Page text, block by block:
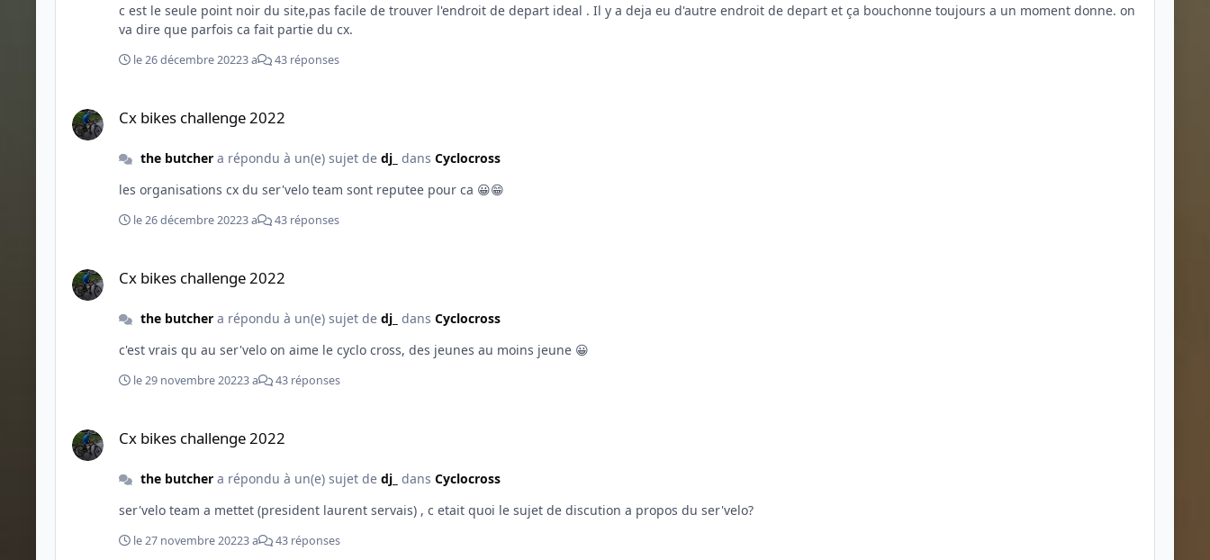
c est le seule point noir du site,pas facile de trouver l'endroit de depart ideal . Il y a deja eu d'autre endroit de depart et ça bouchonne toujours a un moment donne. on
va dire que parfois ca fait partie du cx.
le 26 décembre 20223 a 43 réponses
Cx bikes challenge 2022
the butchera répondu à un(e) sujet de dj_ dans Cyclocross
les organisations cx du ser'velo team sont reputee pour ca 😀😁
le 26 décembre 20223 a 43 réponses
Cx bikes challenge 2022
the butchera répondu à un(e) sujet de dj_ dans Cyclocross
c'est vrais qu au ser'velo on aime le cyclo cross, des jeunes au moins jeune 😀
le 29 novembre 20223 a 43 réponses
Cx bikes challenge 2022
the butchera répondu à un(e) sujet de dj_ dans Cyclocross
ser'velo team a mettet (president laurent servais) , c etait quoi le sujet de discution a propos du ser'velo?
le 27 novembre 20223 a 43 réponses